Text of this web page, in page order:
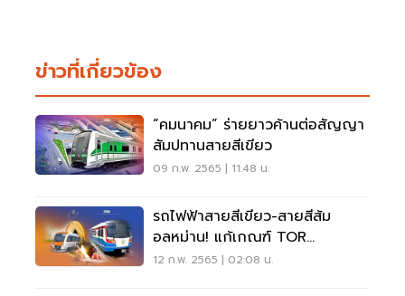
ข่าวที่เกี่ยวข้อง
“คมนาคม” ร่ายยาวค้านต่อสัญญา
สัมปทานสายสีเขียว
09 ก.พ. 2565 | 11:48 น.
รถไฟฟ้าสายสีเขียว-สายสีส้ม
อลหม่าน! แก้เกณฑ์ TOR
น็อค"คมนาคม"
12 ก.พ. 2565 | 02:08 น.